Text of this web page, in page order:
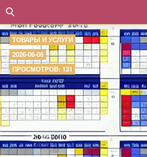
ТОВАРЫ И УСЛУГИ
2026-06-06
ПРОСМОТРОВ: 131